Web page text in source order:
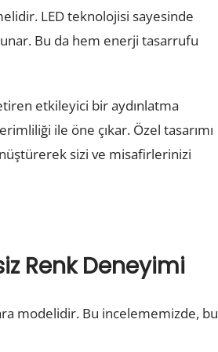
LED teknolojisi sayesinde
Bu da hem enerji tasarrufu
etkileyici bir aydınlatma
ile öne çıkar. Özel tasarımı
sizi ve misafirlerinizi
Renk Deneyimi
modelidir. Bu incelememizde, bu